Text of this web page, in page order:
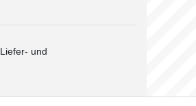
Liefer- und